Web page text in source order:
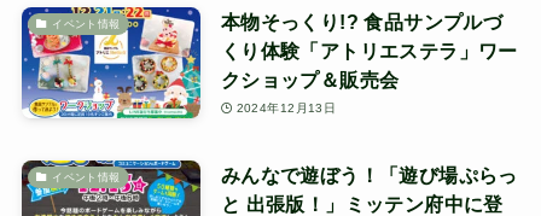
イベント情報
本物そっくり!? 食品サンプルづ
くり体験「アトリエステラ」ワー
クショップ＆販売会
2024年12月13日
イベント情報
みんなで遊ぼう！「遊び場ぷらっ
と 出張版！」ミッテン府中に登